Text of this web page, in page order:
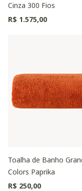
Cinza 300 Fios
R$ 1.575,00
Toalha de Banho
Colors Paprika
R$ 250,00